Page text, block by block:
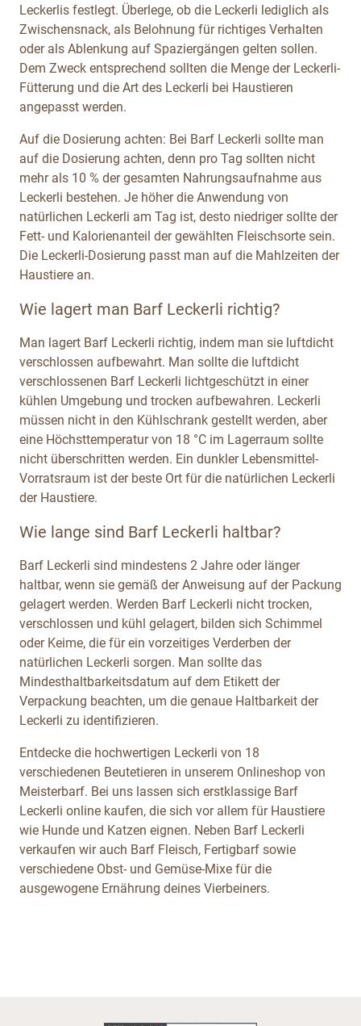
Leckerlis festlegt. Überlege, ob die Leckerli lediglich als
Zwischensnack, als Belohnung für richtiges Verhalten
oder als Ablenkung auf Spaziergängen gelten sollen.
Dem Zweck entsprechend sollten die Menge der Leckerli-
Fütterung und die Art des Leckerli bei Haustieren
angepasst werden.
Auf die Dosierung achten: Bei Barf Leckerli sollte man
auf die Dosierung achten, denn pro Tag sollten nicht
mehr als 10 % der gesamten Nahrungsaufnahme aus
Leckerli bestehen. Je höher die Anwendung von
natürlichen Leckerli am Tag ist, desto niedriger sollte der
Fett- und Kalorienanteil der gewählten Fleischsorte sein.
Die Leckerli-Dosierung passt man auf die Mahlzeiten der
Haustiere an.
Wie lagert man Barf Leckerli richtig?
Man lagert Barf Leckerli richtig, indem man sie luftdicht
verschlossen aufbewahrt. Man sollte die luftdicht
verschlossenen Barf Leckerli lichtgeschützt in einer
kühlen Umgebung und trocken aufbewahren. Leckerli
müssen nicht in den Kühlschrank gestellt werden, aber
eine Höchsttemperatur von 18 °C im Lagerraum sollte
nicht überschritten werden. Ein dunkler Lebensmittel-
Vorratsraum ist der beste Ort für die natürlichen Leckerli
der Haustiere.
Wie lange sind Barf Leckerli haltbar?
Barf Leckerli sind mindestens 2 Jahre oder länger
haltbar, wenn sie gemäß der Anweisung auf der Packung
gelagert werden. Werden Barf Leckerli nicht trocken,
verschlossen und kühl gelagert, bilden sich Schimmel
oder Keime, die für ein vorzeitiges Verderben der
natürlichen Leckerli sorgen. Man sollte das
Mindesthaltbarkeitsdatum auf dem Etikett der
Verpackung beachten, um die genaue Haltbarkeit der
Leckerli zu identifizieren.
Entdecke die hochwertigen Leckerli von 18
verschiedenen Beutetieren in unserem Onlineshop von
Meisterbarf. Bei uns lassen sich erstklassige Barf
Leckerli online kaufen, die sich vor allem für Haustiere
wie Hunde und Katzen eignen. Neben Barf Leckerli
verkaufen wir auch Barf Fleisch, Fertigbarf sowie
verschiedene Obst- und Gemüse-Mixe für die
ausgewogene Ernährung deines Vierbeiners.